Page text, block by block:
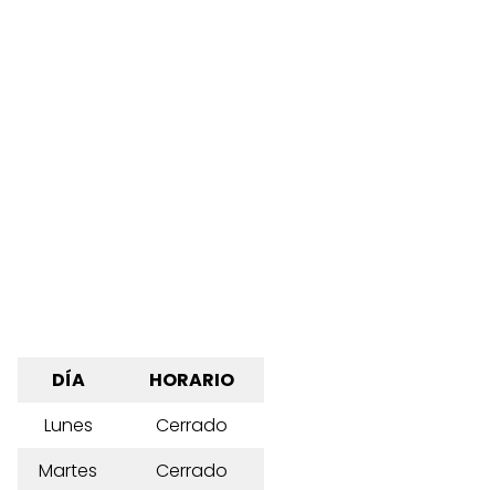
DÍA
HORARIO
Lunes
Cerrado
Martes
Cerrado